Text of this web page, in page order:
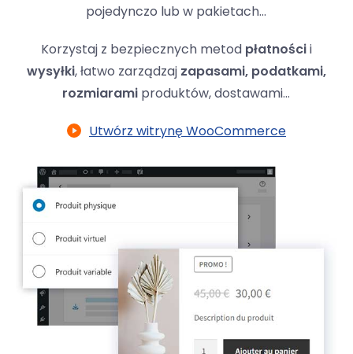
pojedynczo lub w pakietach...
Korzystaj z bezpiecznych metod płatnościi
wysyłki, łatwo zarządzaj zapasami, podatkami,
rozmiarami produktów, dostawami...
Utwórz witrynę WooCommerce